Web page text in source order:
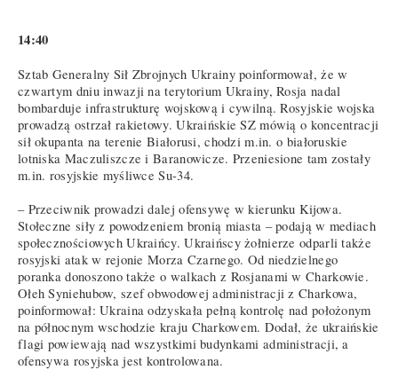
14:40
Sztab Generalny Sił Zbrojnych Ukrainy poinformował, że w
czwartym dniu inwazji na terytorium Ukrainy, Rosja nadal
bombarduje infrastrukturę wojskową i cywilną. Rosyjskie wojska
prowadzą ostrzał rakietowy. Ukraińskie SZ mówią o koncentracji
sił okupanta na terenie Białorusi, chodzi m.in. o białoruskie
lotniska Maczuliszcze i Baranowicze. Przeniesione tam zostały
m.in. rosyjskie myśliwce Su-34.
– Przeciwnik prowadzi dalej ofensywę w kierunku Kijowa.
Stołeczne siły z powodzeniem bronią miasta – podają w mediach
społecznościowych Ukraińcy. Ukraińscy żołnierze odparli także
rosyjski atak w rejonie Morza Czarnego. Od niedzielnego
poranka donoszono także o walkach z Rosjanami w Charkowie.
Ołeh Syniehubow, szef obwodowej administracji z Charkowa,
poinformował: Ukraina odzyskała pełną kontrolę nad położonym
na północnym wschodzie kraju Charkowem. Dodał, że ukraińskie
flagi powiewają nad wszystkimi budynkami administracji, a
ofensywa rosyjska jest kontrolowana.